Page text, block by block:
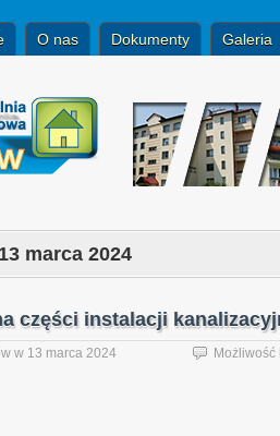
O nas Dokumenty Galeria
13 marca 2024
części instalacji
w 13 marca 2024